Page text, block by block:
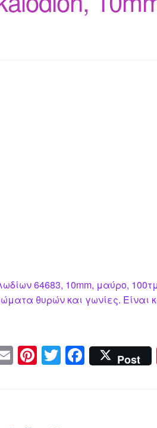
64683, 10mm, μαύρο,
θυρών και γωνίες. Είναι
E
m
Pi
nt
T
wi
F
a
Post